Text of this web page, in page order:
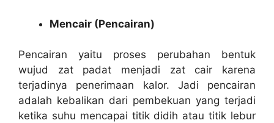
Mencair (Pencairan)
Pencairan yaitu proses perubahan bentuk
wujud zat padat menjadi zat cair karena
terjadinya penerimaan kalor. Jadi pencairan
adalah kebalikan dari pembekuan yang terjadi
ketika suhu mencapai titik didih atau titik lebur